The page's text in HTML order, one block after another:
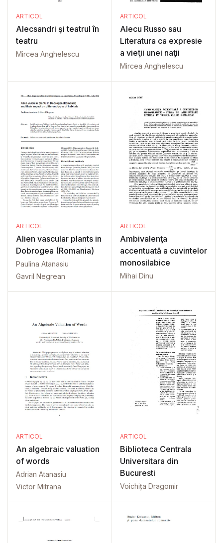
ARTICOL
Alecsandri şi teatrul în
teatru
Mircea Anghelescu
ARTICOL
Alecu Russo sau
Literatura ca expresie
a vieţii unei naţii
Mircea Anghelescu
ARTICOL
Alien vascular plants in
Dobrogea (Romania)
Paulina Atanasiu
Gavril Negrean
ARTICOL
Ambivalenţa
accentuată a cuvintelor
monosilabice
Mihai Dinu
ARTICOL
An algebraic valuation
of words
Adrian Atanasiu
Victor Mitrana
ARTICOL
Biblioteca Centrala
Universitara din
Bucuresti
Voichița Dragomir